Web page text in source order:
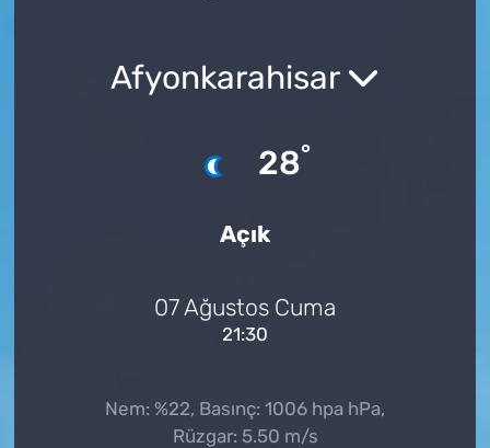
Afyonkarahisar
28°
Açık
07 Ağustos Cuma
21:30
Nem: %22, Basınç: 1006 hpa hPa,
Rüzgar: 5.50 m/s